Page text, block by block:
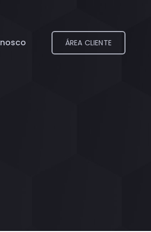
ÁREA CLIENTE